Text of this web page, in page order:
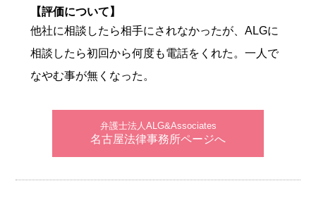
【評価について】
他社に相談したら相手にされなかったが、ALGに
相談したら初回から何度も電話をくれた。一人で
なやむ事が無くなった。
弁護士法人ALG&Associates
名古屋法律事務所ページへ